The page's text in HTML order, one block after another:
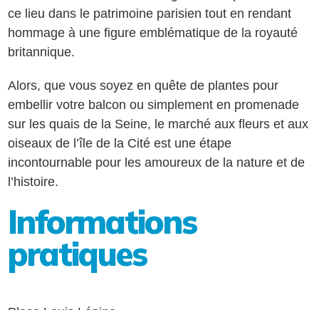
ce lieu dans le patrimoine parisien tout en rendant
hommage à une figure emblématique de la royauté
britannique.
Alors, que vous soyez en quête de plantes pour
embellir votre balcon ou simplement en promenade
sur les quais de la Seine, le marché aux fleurs et aux
oiseaux de l’île de la Cité est une étape
incontournable pour les amoureux de la nature et de
l’histoire.
Informations
pratiques